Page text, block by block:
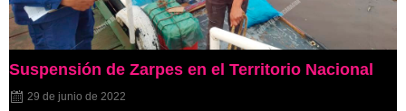
Suspensión de Zarpes en el Territorio Nacional
29 de junio de 2022